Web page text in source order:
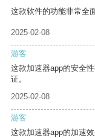
这款软件的功能非常全
2025-02-08
游客
这款加速器app的安全
证。
2025-02-08
游客
这款加速器app的加速